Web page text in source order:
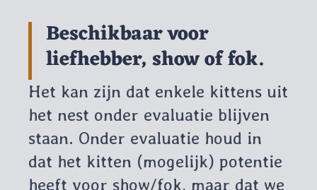
Beschikbaar voor
liefhebber, show of fok.
Het kan zijn dat enkele kittens uit
het nest onder evaluatie blijven
staan. Onder evaluatie houd in
dat het kitten (mogelijk) potentie
heeft voor show/fok, maar dat we